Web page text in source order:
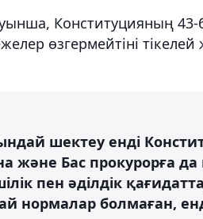
Конституцияның
өзгермейтіні
шектеу енді
және Бас прокурорға
пен әділдік
нормалар болмаған,